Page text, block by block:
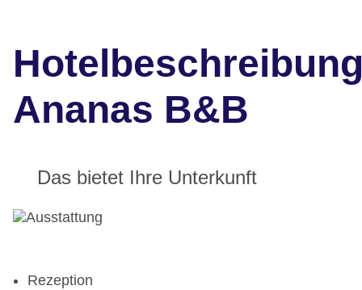
Ananas B&B
Das bietet Ihre Unterkunft
Rezeption